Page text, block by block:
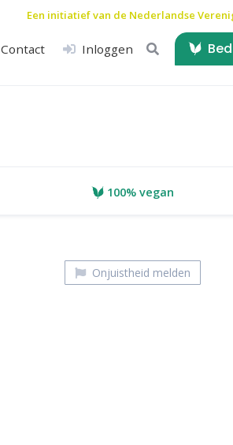
Een initiatief van de Nederlandse
Contact Inloggen
100% vegan
Onjuistheid melden